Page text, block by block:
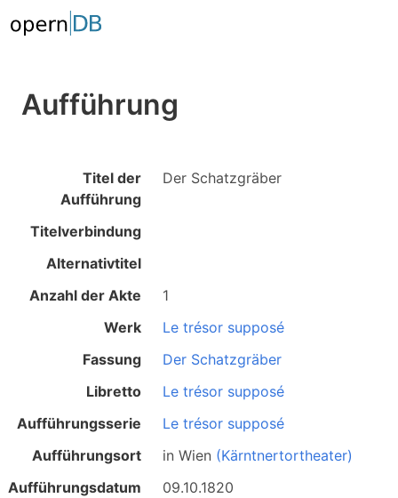
Aufführung
Titel der
Aufführung
Der Schatzgräber
Titelverbindung
Alternativtitel
Anzahl der Akte
1
Werk
Le trésor supposé
Fassung
Der Schatzgräber
Libretto
Le trésor supposé
Aufführungsserie
Le trésor supposé
Aufführungsort
inWien (Kärntnertortheater)
Aufführungsdatum
09.10.1820